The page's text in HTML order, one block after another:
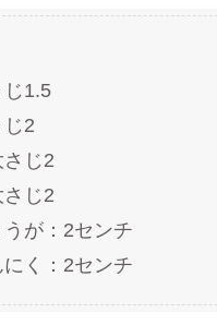
1.5
2
じ2
じ2
が：2センチ
く：2センチ